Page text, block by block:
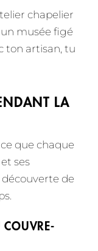
chapelier
musée figé
ton artisan, tu
LA
que chaque
ses
de
COUVRE-